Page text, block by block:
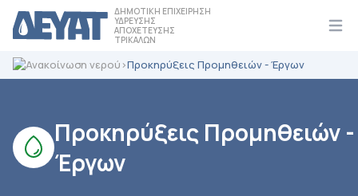
ΔΗΜΟΤΙΚΗ ΕΠΙΧΕΙΡΗΣΗ
ΥΔΡΕΥΣΗΣ
ΑΠΟΧΕΤΕΥΣΗΣ
ΤΡΙΚΑΛΩΝ
>Προκηρύξεις Προμηθειών - Έργων
Προκηρύξεις Προμηθειών -
Έργων